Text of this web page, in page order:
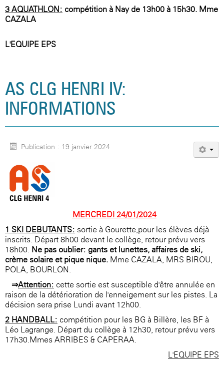
3-AQUATHLON: compétition à Nay de 13h00 à 15h30. Mme
CAZALA
L'EQUIPE EPS
AS CLG HENRI IV:
INFORMATIONS
Publication : 19 janvier 2024
MERCREDI 24/01/2024
1-SKI DEBUTANTS: sortie à Gourette,pour les élèves déjà
inscrits. Départ 8h00 devant le collège, retour prévu vers
18h00. Ne pas oublier: gants et lunettes, affaires de ski,
crème solaire et pique-nique. Mme CAZALA, MRS BIROU,
POLA, BOURLON.
⇒Attention: cette sortie est susceptible d'être annulée en
raison de la détérioration de l'enneigement sur les pistes. La
décision sera prise Lundi avant 12h00.
2-HANDBALL: compétition pour les BG à Billère, les BF à
Léo Lagrange. Départ du collège à 12h30, retour prévu vers
17h30.Mmes ARRIBES & CAPERAA.
L'EQUIPE EPS